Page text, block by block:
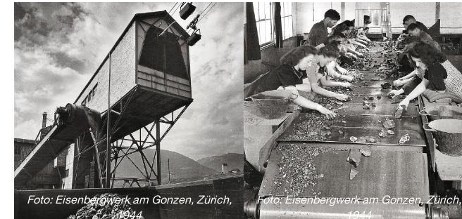
Foto: Eisenbergwerk am Gonzen, Zürich,
1944
Foto: Eisenbergwerk am Gonzen, Zürich,
1944